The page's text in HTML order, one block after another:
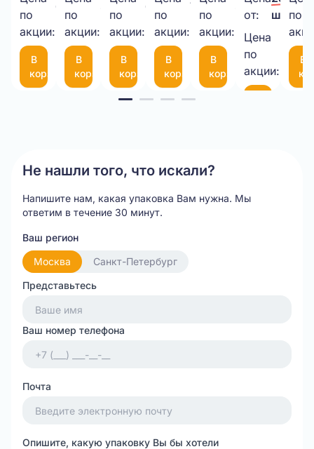
3,8мм,
1кг.
по
акции:
650,00 ₽/
шт.
В
корзину
прозрачный
по
акции:
38,00 ₽/
шт.
В
корзину
3-
10-
75
(300*200мм)
по
акции:
6,00 ₽/
шт.
В
корзину
50
мкм
по
акции:
7,50 ₽/
шт.
В
корзину
латексами
(пара)
по
акции:
30,00 ₽/
шт.
В
корзину
картона
от:
шт.
Цена
по
акции:
50
по
В
Не нашли того, что искали?
Напишите нам, какая упаковка Вам нужна. Мы
ответим в течение 30 минут.
Ваш регион
Москва
Санкт-Петербург
Представьтесь
Ваш номер телефона
Почта
Опишите, какую упаковку Вы бы хотели